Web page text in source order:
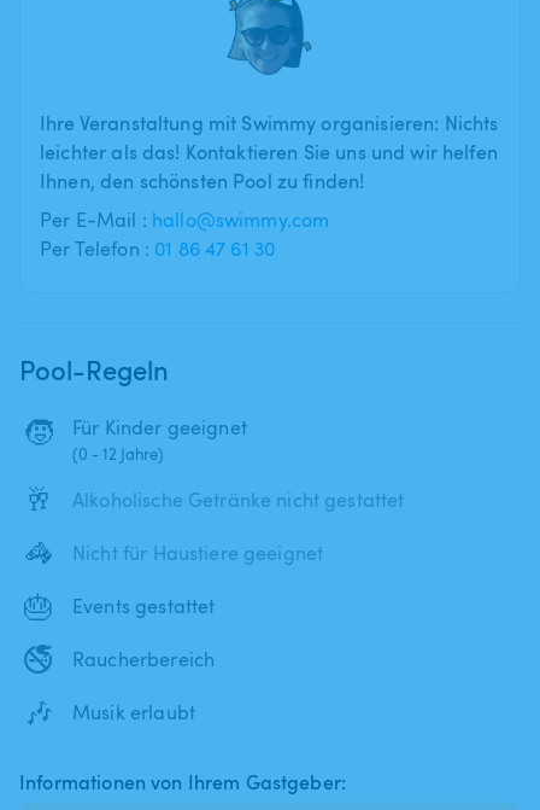
Ihre Veranstaltung mit Swimmy organisieren: Nichts
leichter als das! Kontaktieren Sie uns und wir helfen
Ihnen, den schönsten Pool zu finden!
Per E-Mail : hallo@swimmy.com
Per Telefon : 01 86 47 61 30
Pool-Regeln
🧒 Für Kinder geeignet
(0 - 12 Jahre)
🥂 Alkoholische Getränke nicht gestattet
🦓 Nicht für Haustiere geeignet
🎂 Events gestattet
🚭 Raucherbereich
🎶 Musik erlaubt
Informationen von Ihrem Gastgeber: